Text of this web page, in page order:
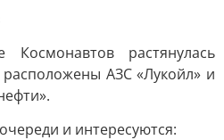
растянулась
АЗС «Лукойл» и
и интересуются: